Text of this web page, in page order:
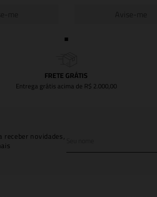
FRETE GRÁTIS
Entrega grátis acima de R$ 2.000,00
novidades,